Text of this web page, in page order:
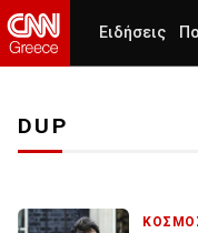
Ειδήσεις
DUP